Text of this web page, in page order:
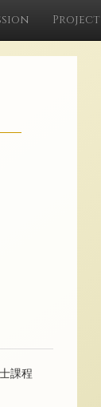
Project
課程